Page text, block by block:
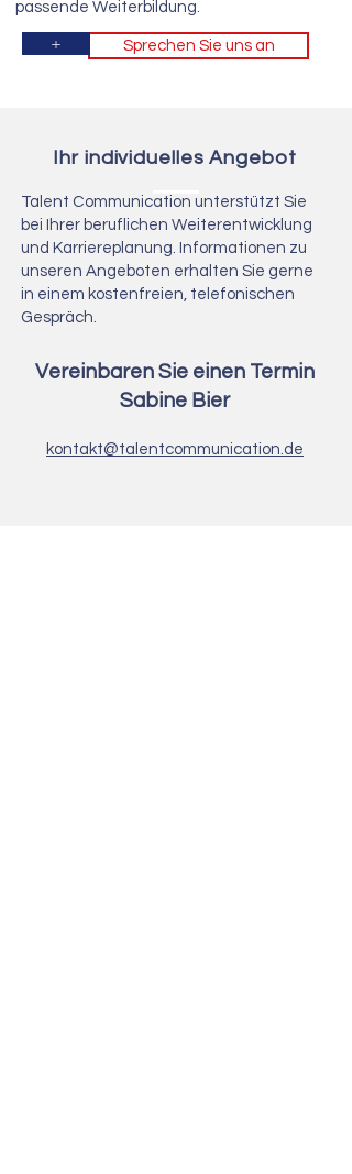
passende Weiterbildung.
Sprechen Sie uns an
+
Ihr individuelles Angebot
Talent Communication unterstützt Sie
bei Ihrer beruflichen Weiterentwicklung
und Karriereplanung. Informationen zu
unseren Angeboten erhalten Sie gerne
in einem kostenfreien, telefonischen
Gespräch.
Vereinbaren Sie einen Termin
Sabine Bier
kontakt@talentcommunication.de